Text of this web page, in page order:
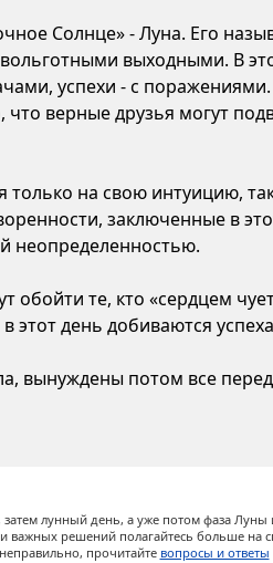
Солнце» - Луна. Его
выходными. В
успехи - с
верные друзья могут
только на свою интуицию,
заключенные в
неопределенностью.
обойти те, кто «сердцем
этот день добиваются
вынуждены потом все
лунный день, а уже потом фаза Луны
важных решений полагайтесь больше на
прочитайте вопросы и ответы